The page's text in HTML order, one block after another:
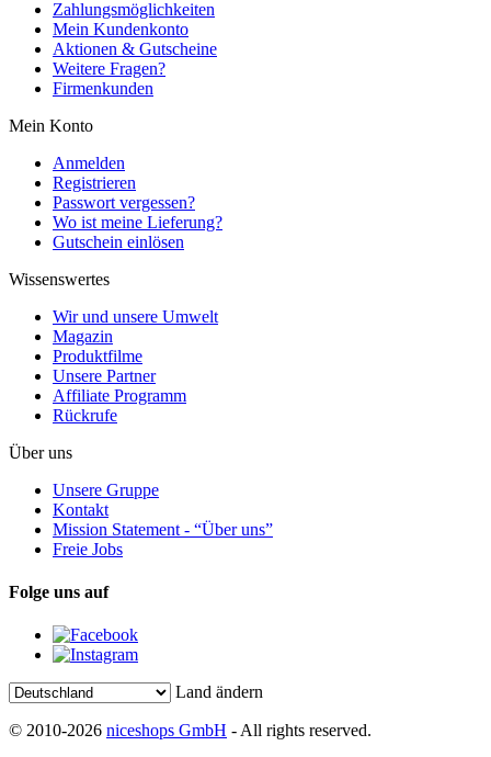
Zahlungsmöglichkeiten
Mein Kundenkonto
Aktionen & Gutscheine
Weitere Fragen?
Firmenkunden
Mein Konto
Anmelden
Registrieren
Passwort vergessen?
Wo ist meine Lieferung?
Gutschein einlösen
Wissenswertes
Wir und unsere Umwelt
Magazin
Produktfilme
Unsere Partner
Affiliate Programm
Rückrufe
Über uns
Unsere Gruppe
Kontakt
Mission Statement - “Über uns”
Freie Jobs
Folge uns auf
Land ändern
© 2010-2026 niceshops GmbH - All rights reserved.